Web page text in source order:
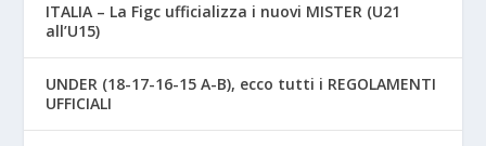
ITALIA – La Figc ufficializza i nuovi MISTER (U21
all’U15)
UNDER (18-17-16-15 A-B), ecco tutti i REGOLAMENTI
UFFICIALI